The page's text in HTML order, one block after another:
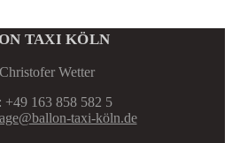
TAXI KÖLN
Wetter
+49 163 858 582 5
taxi-köln.de